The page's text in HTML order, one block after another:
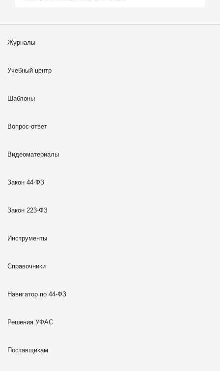
Журналы
Учебный центр
Шаблоны
Вопрос-ответ
Видеоматериалы
Закон 44-ФЗ
Закон 223-ФЗ
Инструменты
Справочники
Навигатор по 44-ФЗ
Решения УФАС
Поставщикам